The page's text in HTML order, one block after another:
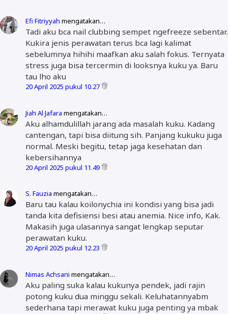
Efi Fitriyyah mengatakan…
Tadi aku bca nail clubbing sempet ngefreeze sebentar.
Kukira jenis perawatan terus bca lagi kalimat
sebelumnya hihihi maafkan aku salah fokus. Ternyata
stress juga bisa tercermin di looksnya kuku ya. Baru
tau lho aku
20 April 2025 pukul 10.27
Jiah Al Jafara mengatakan…
Aku alhamdulillah jarang ada masalah kuku. Kadang
cantengan, tapi bisa diitung sih. Panjang kukuku juga
normal. Meski begitu, tetap jaga kesehatan dan
kebersihannya
20 April 2025 pukul 11.49
S. Fauzia mengatakan…
Baru tau kalau koilonychia ini kondisi yang bisa jadi
tanda kita defisiensi besi atau anemia. Nice info, Kak.
Makasih juga ulasannya sangat lengkap seputar
perawatan kuku.
20 April 2025 pukul 12.23
Nimas Achsani mengatakan…
Aku paling suka kalau kukunya pendek, jadi rajin
potong kuku dua minggu sekali. Keluhatannyabm
sederhana tapi merawat kuku juga penting ya mbak